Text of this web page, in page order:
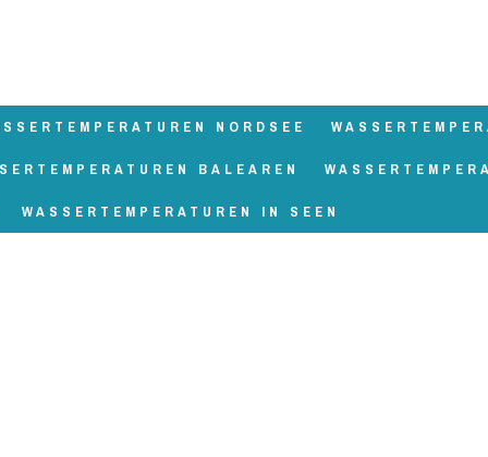
NORDSEE
BALEAREN
WASSERTEMPERATUREN IN SEEN